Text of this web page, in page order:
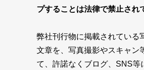
プすることは法律で禁止され
弊社刊行物に掲載されている
文章を、写真撮影やスキャン
て、許諾なくブログ、SNS等